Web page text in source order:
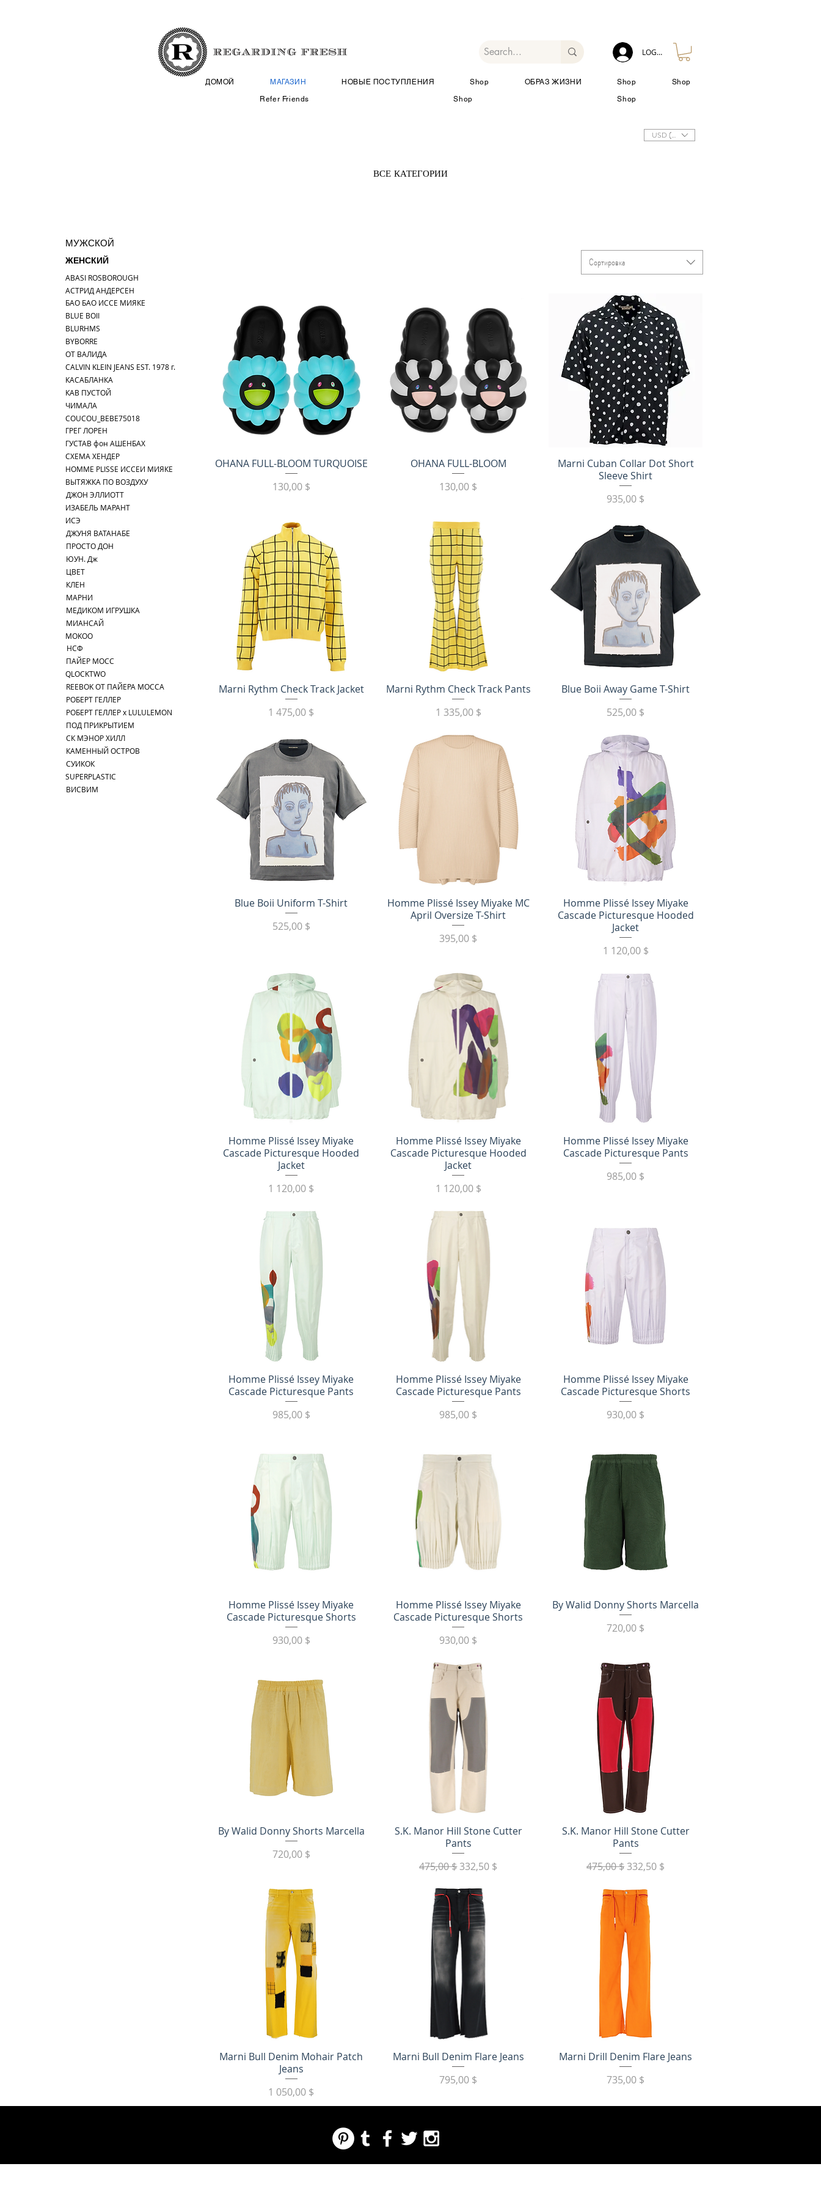
ДОМОЙ МАГАЗИН НОВЫЕ ПОСТУПЛЕНИЯ Shop ОБРАЗ ЖИЗНИ Shop
Shop
Refer Friends
Shop Shop
LOG IN
USD ($)
ВСЕ КАТЕГОРИИ
МУЖСКОЙ
ЖЕНСКИЙ
ABASI ROSBOROUGH
АСТРИД АНДЕРСЕН
БАО БАО ИССЕ МИЯКЕ
BLUE BOII
BLURHMS
BYBORRE
ОТ ВАЛИДА
CALVIN KLEIN JEANS EST. 1978 г.
КАСАБЛАНКА
КАВ ПУСТОЙ
ЧИМАЛА
ГРЕГ ЛОРЕН
COUCOU_BEBE75018
ГУСТАВ фон АШЕНБАХ
СХЕМА ХЕНДЕР
HOMME PLISSE ИССЕИ МИЯКЕ
ВЫТЯЖКА ПО ВОЗДУХУ
ДЖОН ЭЛЛИОТТ
ИЗАБЕЛЬ МАРАНТ
ИСЭ
ДЖУНЯ ВАТАНАБЕ
ПРОСТО ДОН
ЮУН. Дж
ЦВЕТ
КЛЕН
МАРНИ
МЕДИКОМ ИГРУШКА
МИАНСАЙ
НСФ
MOKOO
ПАЙЕР МОСС
QLOCKTWO
REEBOK ОТ ПАЙЕРА МОССА
РОБЕРТ ГЕЛЛЕР
РОБЕРТ ГЕЛЛЕР x LULULEMON
ПОД ПРИКРЫТИЕМ
СК МЭНОР ХИЛЛ
КАМЕННЫЙ ОСТРОВ
СУИКОК
SUPERPLASTIC
ВИСВИМ
Сортировка
Быстрый просмотр
OHANA FULL-BLOOM TURQUOISE
Цена
130,00 $
Быстрый просмотр
OHANA FULL-BLOOM
Цена
130,00 $
Быстрый просмотр
Marni Cuban Collar Dot Short
Sleeve Shirt
Цена
935,00 $
Быстрый просмотр
Marni Rythm Check Track Jacket
Цена
1 475,00 $
Быстрый просмотр
Marni Rythm Check Track Pants
Цена
1 335,00 $
Быстрый просмотр
Blue Boii Away Game T-Shirt
Цена
525,00 $
Быстрый просмотр
Blue Boii Uniform T-Shirt
Цена
525,00 $
Быстрый просмотр
Homme Plissé Issey Miyake MC
April Oversize T-Shirt
Цена
395,00 $
Быстрый просмотр
Homme Plissé Issey Miyake
Cascade Picturesque Hooded
Jacket
Цена
1 120,00 $
Быстрый просмотр
Homme Plissé Issey Miyake
Cascade Picturesque Hooded
Jacket
Цена
1 120,00 $
Быстрый просмотр
Homme Plissé Issey Miyake
Cascade Picturesque Hooded
Jacket
Цена
1 120,00 $
Быстрый просмотр
Homme Plissé Issey Miyake
Cascade Picturesque Pants
Цена
985,00 $
Быстрый просмотр
Homme Plissé Issey Miyake
Cascade Picturesque Pants
Цена
985,00 $
Быстрый просмотр
Homme Plissé Issey Miyake
Cascade Picturesque Pants
Цена
985,00 $
Быстрый просмотр
Homme Plissé Issey Miyake
Cascade Picturesque Shorts
Цена
930,00 $
Быстрый просмотр
Homme Plissé Issey Miyake
Cascade Picturesque Shorts
Цена
930,00 $
Быстрый просмотр
Homme Plissé Issey Miyake
Cascade Picturesque Shorts
Цена
930,00 $
Быстрый просмотр
By Walid Donny Shorts Marcella
Цена
720,00 $
Быстрый просмотр
By Walid Donny Shorts Marcella
Цена
720,00 $
Быстрый просмотр
S.K. Manor Hill Stone Cutter
Pants
Обычная цена
475,00 $Цена со скидкой
332,50 $
Быстрый просмотр
S.K. Manor Hill Stone Cutter
Pants
Обычная цена
475,00 $Цена со скидкой
332,50 $
Быстрый просмотр
Marni Bull Denim Mohair Patch
Jeans
Цена
1 050,00 $
Быстрый просмотр
Marni Bull Denim Flare Jeans
Цена
795,00 $
Быстрый просмотр
Marni Drill Denim Flare Jeans
Цена
735,00 $